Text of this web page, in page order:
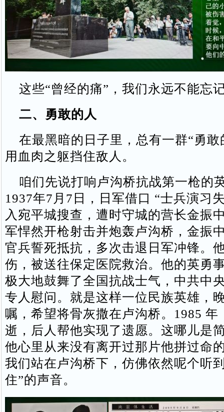
这些“曾经的痛”，我们永远不能忘
二、勇敢的人
在最黑暗的日子里，总有一群“勇敢
用血肉之躯挡住敌人。
咱们先说打响卢沟桥抗战第一枪的
1937年7月7日，日军借口 “士兵演习
入宛平城搜查，遭时守城的营长金振
军悍然开枪射击并炮轰卢沟桥，金振
官兵誓死抵抗，多次击退日军冲锋。
伤，被送往保定医院救治。他的英勇
极大地鼓舞了全国抗战士气，中共中
专人慰问。就是这样一位民族英雄，
嘱，希望将骨灰撒在卢沟桥。1985 年
逝，后人帮他实现了遗愿。这哪儿是
他心里从来没有离开过那片他拼过命
我们站在卢沟桥下，仿佛依然呢个听
住”的声音。